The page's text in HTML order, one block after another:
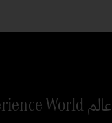
عالم eActros 600 Experience World